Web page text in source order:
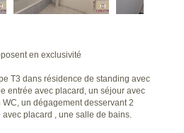
en exclusivité
T3 dans résidence de standing avec
entrée avec placard, un séjour avec
un dégagement desservant 2
placard , une salle de bains.